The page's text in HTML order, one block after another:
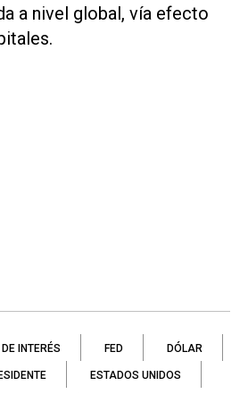
a nivel global, vía efecto
INTERÉS FED DÓLAR
ESTADOS UNIDOS